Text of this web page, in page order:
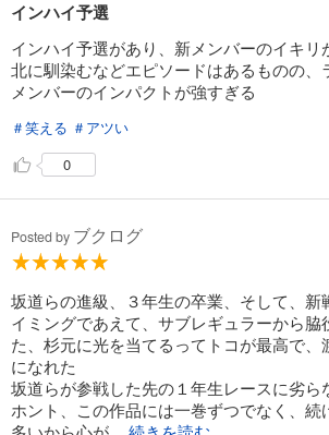
あらすじを表示する
あらすじを表示する
649円 (税込)
あらすじを表示する
弱虫ペダル 54
インハイ予選
インハイ予選があり、新メンバーのイキリ
北に馴染むなどエピソードはあるものの、
メンバーのインパクトが強すぎる
＃笑える ＃アツい
0
Posted by ブクログ
坂道らの進級、３年生の卒業、そして、新
イミングであえて、サブレギュラーから脇
た、杉元に光を当てるってトコが最高で、
になれた
坂道らが参戦した先の１年生レースに劣ら
ホント、この作品には一巻ずつでなく、